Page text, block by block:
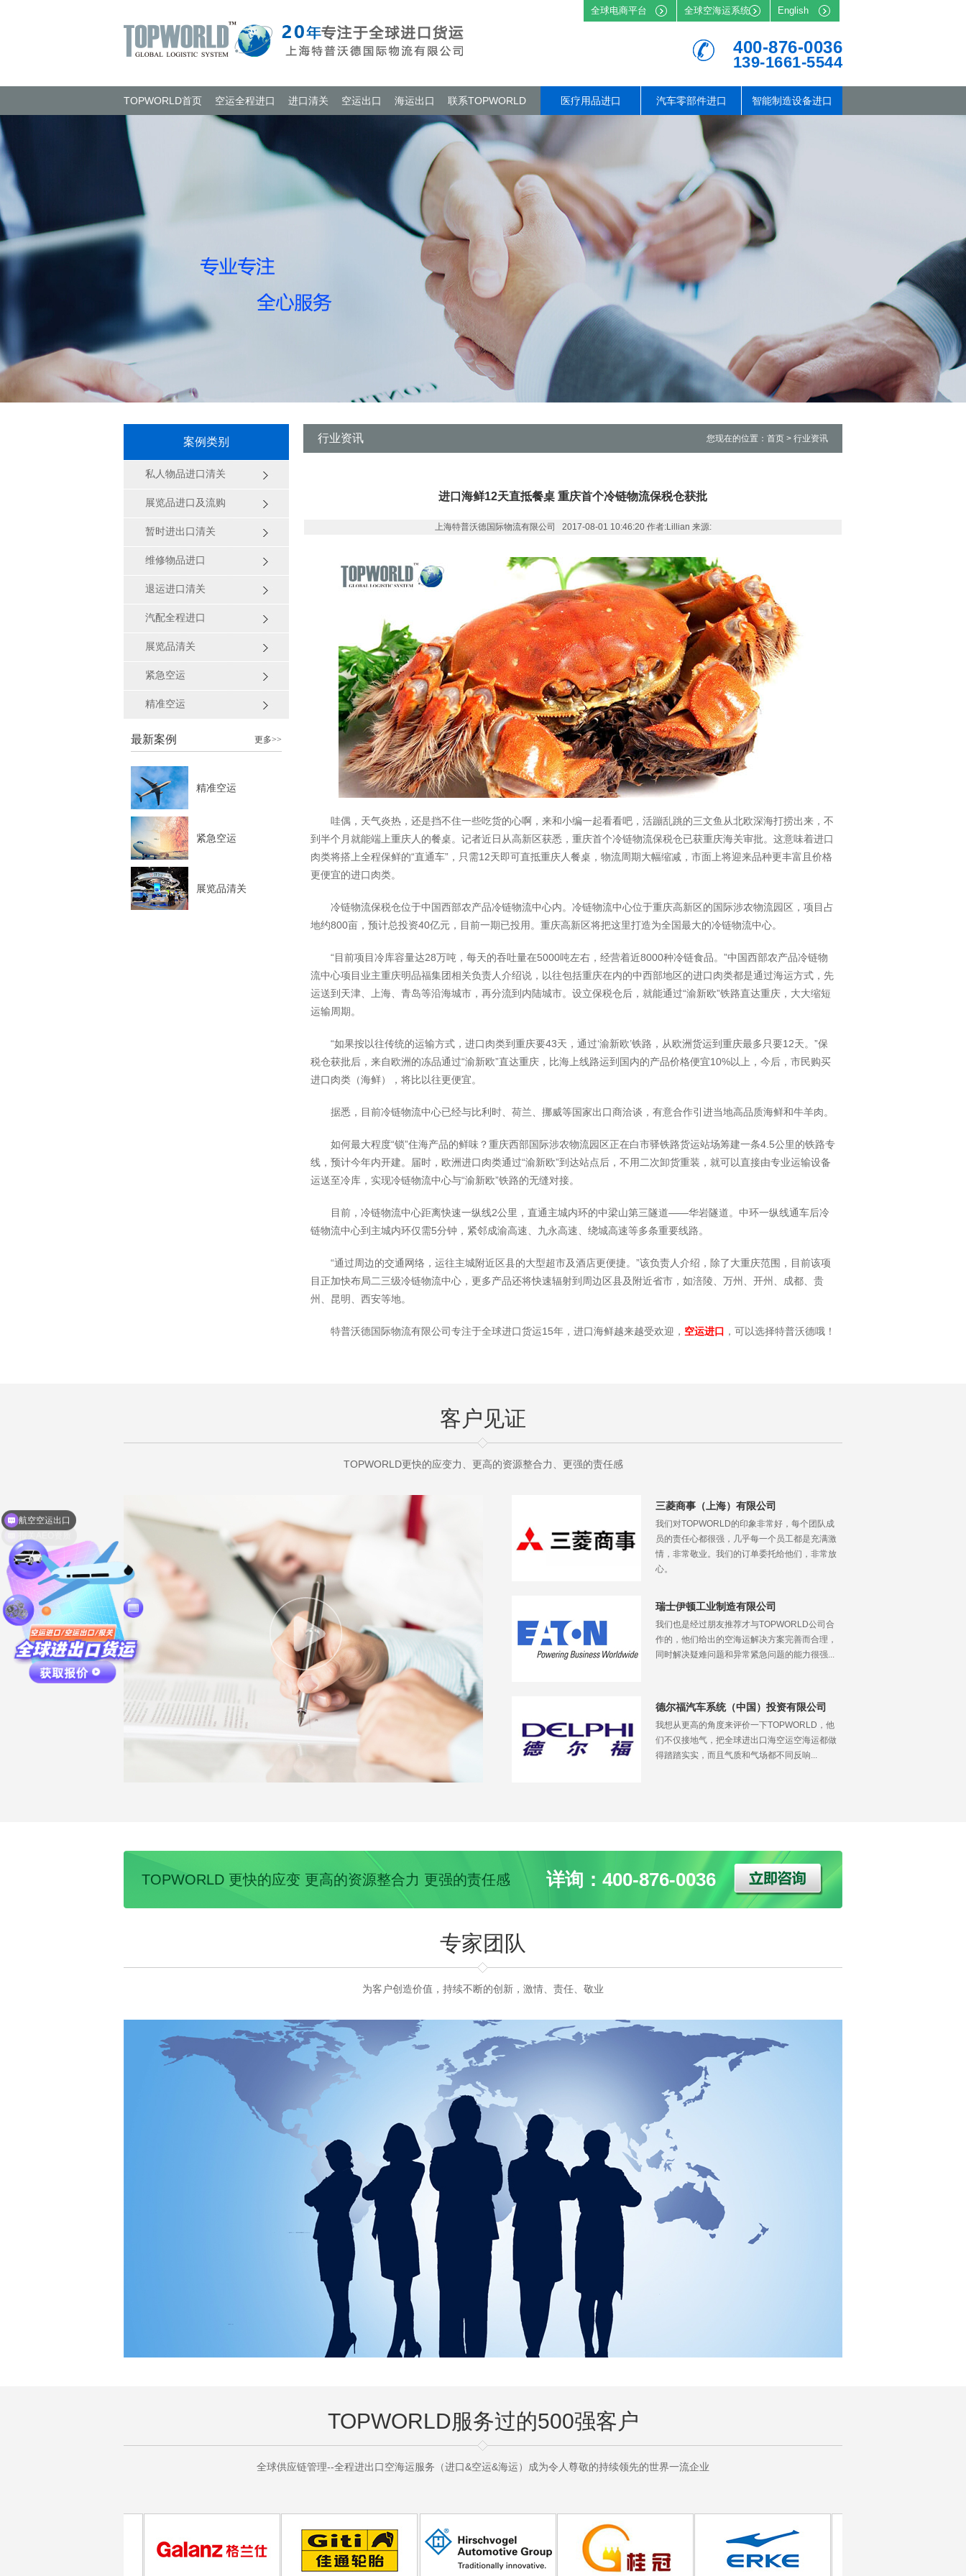
全球电商平台 全球空海运系统 English
400-876-0036
139-1661-5544
TOPWORLD首页 空运全程进口 进口清关 空运出口 海运出口 联系TOPWORLD 医疗用品进口 汽车零部件进口 智能制造设备进口
案例类别
私人物品进口清关
展览品进口及流购
暂时进出口清关
维修物品进口
退运进口清关
汽配全程进口
展览品清关
紧急空运
精准空运
最新案例 更多>>
精准空运
紧急空运
展览品清关
行业资讯 您现在的位置：首页 > 行业资讯
进口海鲜12天直抵餐桌 重庆首个冷链物流保税仓获批
上海特普沃德国际物流有限公司 2017-08-01 10:46:20 作者:Lillian 来源:
哇偶，天气炎热，还是挡不住一些吃货的心啊，来和小编一起看看吧，活蹦乱跳的三文鱼从北欧深海打捞出来，不
到半个月就能端上重庆人的餐桌。记者近日从高新区获悉，重庆首个冷链物流保税仓已获重庆海关审批。这意味着进口
肉类将搭上全程保鲜的“直通车”，只需12天即可直抵重庆人餐桌，物流周期大幅缩减，市面上将迎来品种更丰富且价格
更便宜的进口肉类。
冷链物流保税仓位于中国西部农产品冷链物流中心内。冷链物流中心位于重庆高新区的国际涉农物流园区，项目占
地约800亩，预计总投资40亿元，目前一期已投用。重庆高新区将把这里打造为全国最大的冷链物流中心。
“目前项目冷库容量达28万吨，每天的吞吐量在5000吨左右，经营着近8000种冷链食品。”中国西部农产品冷链物
流中心项目业主重庆明品福集团相关负责人介绍说，以往包括重庆在内的中西部地区的进口肉类都是通过海运方式，先
运送到天津、上海、青岛等沿海城市，再分流到内陆城市。设立保税仓后，就能通过“渝新欧”铁路直达重庆，大大缩短
运输周期。
“如果按以往传统的运输方式，进口肉类到重庆要43天，通过‘渝新欧’铁路，从欧洲货运到重庆最多只要12天。”保
税仓获批后，来自欧洲的冻品通过“渝新欧”直达重庆，比海上线路运到国内的产品价格便宜10%以上，今后，市民购买
进口肉类（海鲜），将比以往更便宜。
据悉，目前冷链物流中心已经与比利时、荷兰、挪威等国家出口商洽谈，有意合作引进当地高品质海鲜和牛羊肉。
如何最大程度“锁”住海产品的鲜味？重庆西部国际涉农物流园区正在白市驿铁路货运站场筹建一条4.5公里的铁路专
线，预计今年内开建。届时，欧洲进口肉类通过“渝新欧”到达站点后，不用二次卸货重装，就可以直接由专业运输设备
运送至冷库，实现冷链物流中心与“渝新欧”铁路的无缝对接。
目前，冷链物流中心距离快速一纵线2公里，直通主城内环的中梁山第三隧道——华岩隧道。中环一纵线通车后冷
链物流中心到主城内环仅需5分钟，紧邻成渝高速、九永高速、绕城高速等多条重要线路。
“通过周边的交通网络，运往主城附近区县的大型超市及酒店更便捷。”该负责人介绍，除了大重庆范围，目前该项
目正加快布局二三级冷链物流中心，更多产品还将快速辐射到周边区县及附近省市，如涪陵、万州、开州、成都、贵
州、昆明、西安等地。
特普沃德国际物流有限公司专注于全球进口货运15年，进口海鲜越来越受欢迎， 空运进口 ，可以选择特普沃德哦！
客户见证
TOPWORLD更快的应变力、更高的资源整合力、更强的责任感
三菱商事（上海）有限公司
我们对TOPWORLD的印象非常好，每个团队成
员的责任心都很强，几乎每一个员工都是充满激
情，非常敬业。我们的订单委托给他们，非常放
心。
瑞士伊顿工业制造有限公司
我们也是经过朋友推荐才与TOPWORLD公司合
作的，他们给出的空海运解决方案完善而合理，
同时解决疑难问题和异常紧急问题的能力很强...
德尔福汽车系统（中国）投资有限公司
我想从更高的角度来评价一下TOPWORLD，他
们不仅接地气，把全球进出口海空运空海运都做
得踏踏实实，而且气质和气场都不同反响...
TOPWORLD 更快的应变 更高的资源整合力 更强的责任感 详询：400-876-0036
专家团队
为客户创造价值，持续不断的创新，激情、责任、敬业
TOPWORLD服务过的500强客户
全球供应链管理--全程进出口空海运服务（进口&空运&海运）成为令人尊敬的持续领先的世界一流企业
报关AEO资质